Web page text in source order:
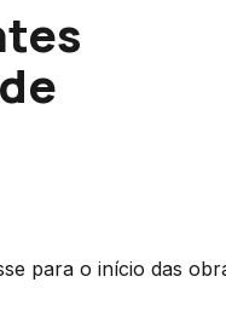
para o início das